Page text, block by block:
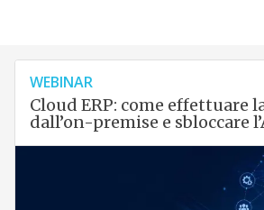
WEBINAR
Cloud ERP: come effettuare
dall’on-premise e sbloccare